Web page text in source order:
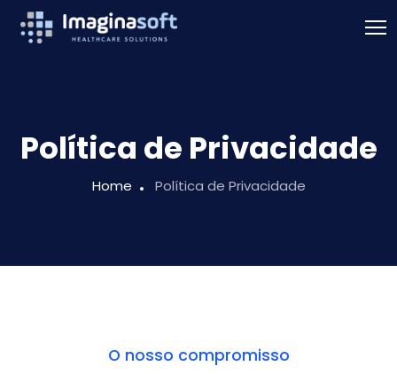
Política de Privacidade
Home Política de Privacidade
O nosso compromisso